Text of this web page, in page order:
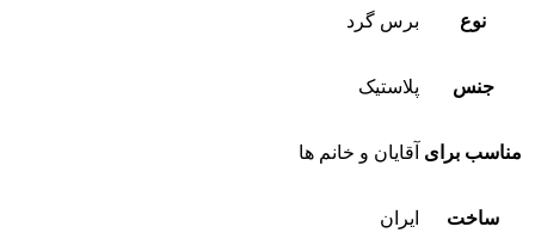
نوع برس گرد
جنس پلاستیک
مناسب برای آقایان و خانم ها
ساخت ایران